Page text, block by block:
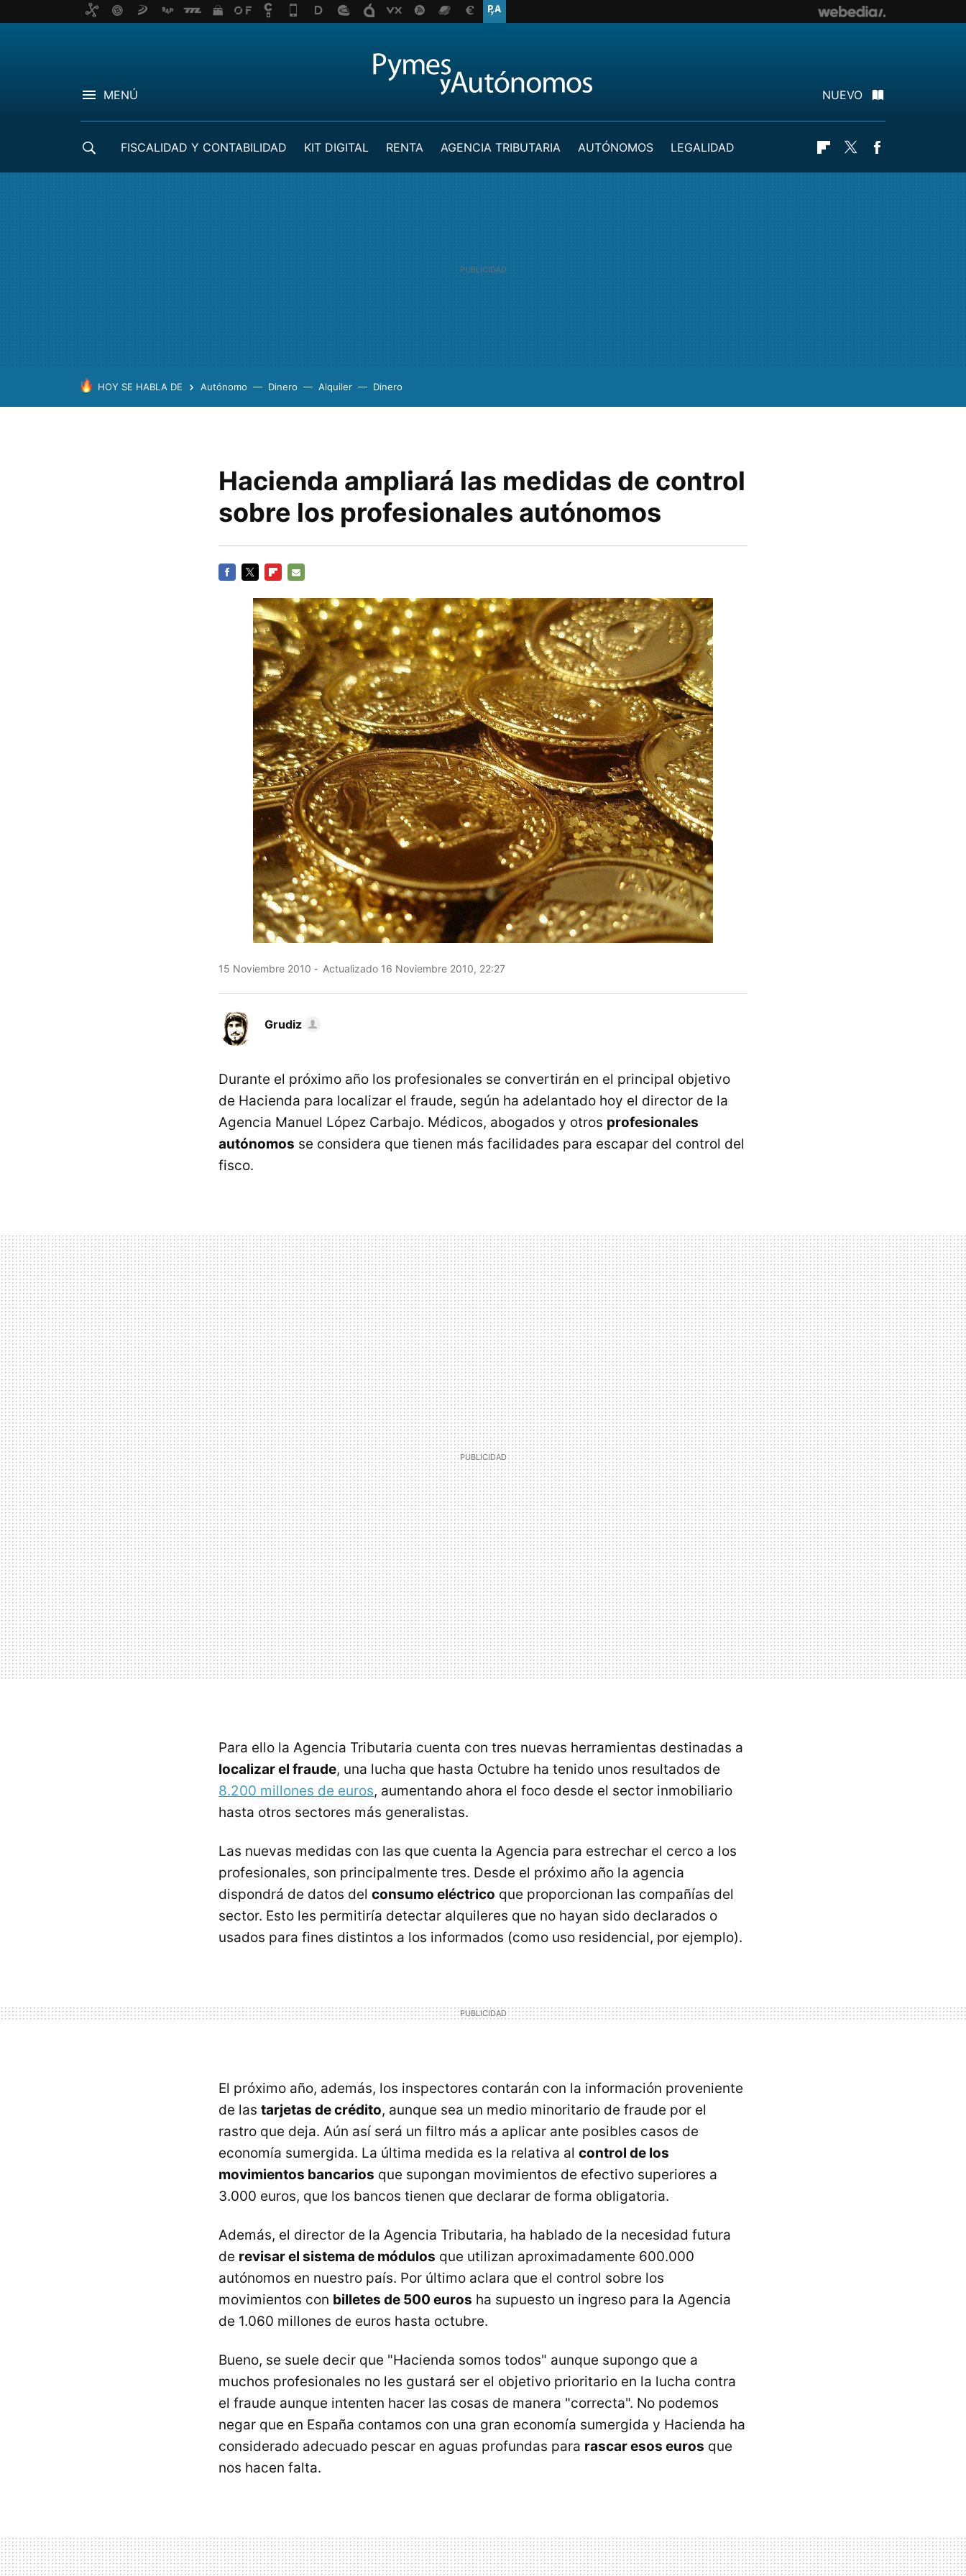
MENÚ NUEVO
FISCALIDAD Y CONTABILIDAD KIT DIGITAL RENTA AGENCIA TRIBUTARIA AUTÓNOMOS
LEGALIDAD
Flipboard
Twitter
HOY SE HABLA DE Autónomo Dinero Alquiler Dinero
Hacienda ampliará las medidas de control
sobre los profesionales autónomos
MAIL
15 Noviembre 2010 Actualizado 16 Noviembre 2010, 22:27
Grudiz
Durante el próximo año los profesionales se convertirán en el principal objetivo
de Hacienda para localizar el fraude, según ha adelantado hoy el director de la
Agencia Manuel López Carbajo. Médicos, abogados y otros profesionales
autónomos se considera que tienen más facilidades para escapar del control del
fisco.
Para ello la Agencia Tributaria cuenta con tres nuevas herramientas destinadas a
localizar el fraude, una lucha que hasta Octubre ha tenido unos resultados de
8.200 millones de euros, aumentando ahora el foco desde el sector inmobiliario
hasta otros sectores más generalistas.
Las nuevas medidas con las que cuenta la Agencia para estrechar el cerco a los
profesionales, son principalmente tres. Desde el próximo año la agencia
dispondrá de datos del consumo eléctrico que proporcionan las compañías del
sector. Esto les permitiría detectar alquileres que no hayan sido declarados o
usados para fines distintos a los informados (como uso residencial, por ejemplo).
El próximo año, además, los inspectores contarán con la información proveniente
de las tarjetas de crédito, aunque sea un medio minoritario de fraude por el
rastro que deja. Aún así será un filtro más a aplicar ante posibles casos de
economía sumergida. La última medida es la relativa al control de los
movimientos bancarios que supongan movimientos de efectivo superiores a
3.000 euros, que los bancos tienen que declarar de forma obligatoria.
Además, el director de la Agencia Tributaria, ha hablado de la necesidad futura
de revisar el sistema de módulos que utilizan aproximadamente 600.000
autónomos en nuestro país. Por último aclara que el control sobre los
movimientos con billetes de 500 euros ha supuesto un ingreso para la Agencia
de 1.060 millones de euros hasta octubre.
Bueno, se suele decir que "Hacienda somos todos" aunque supongo que a
muchos profesionales no les gustará ser el objetivo prioritario en la lucha contra
el fraude aunque intenten hacer las cosas de manera "correcta". No podemos
negar que en España contamos con una gran economía sumergida y Hacienda ha
considerado adecuado pescar en aguas profundas para rascar esos euros que
nos hacen falta.